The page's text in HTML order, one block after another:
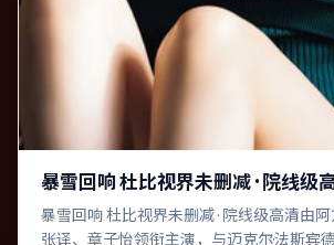
暴雪回响 杜比视界未删减 · 院线级
暴雪回响 杜比视界未删减 · 院线级高清由阿
张译、章子怡领衔主演，与迈克尔·法斯宾